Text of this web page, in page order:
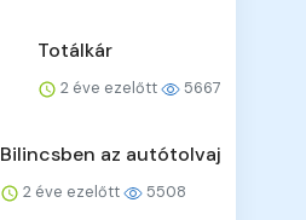
Totálkár
2 éve ezelőtt 5667
Bilincsben az autótolvaj
2 éve ezelőtt 5508